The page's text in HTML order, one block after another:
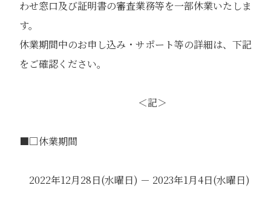
わせ窓口及び証明書の審査業務等を一部休業いたしま
す。
休業期間中のお申し込み・サポート等の詳細は、下記
をご確認ください。
＜記＞
■□休業期間
2022年12月28日(水曜日) － 2023年1月4日(水曜日)